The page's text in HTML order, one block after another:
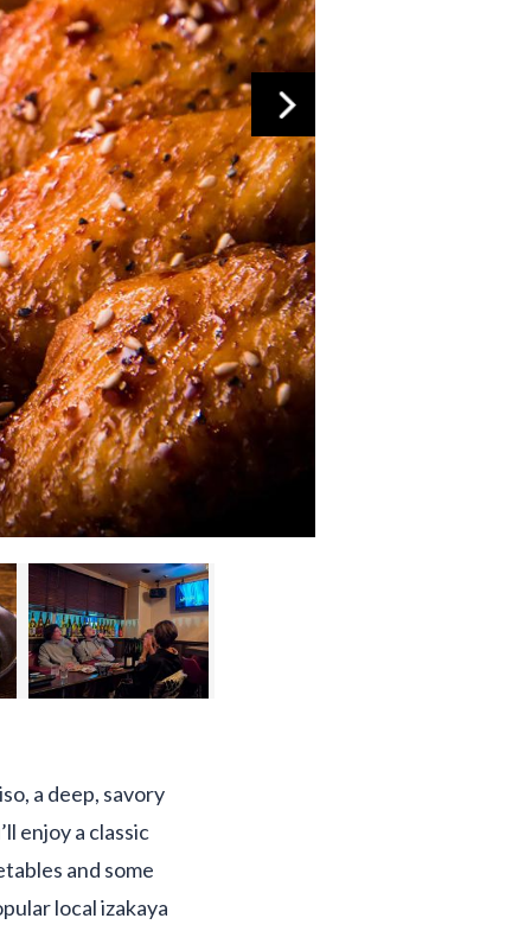
a deep, savory
enjoy a classic
and some
local izakaya